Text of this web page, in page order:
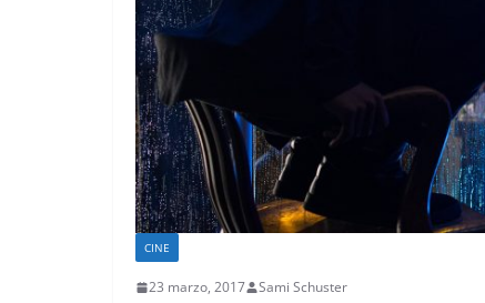
CINE
23 marzo, 2017 Sami Schuster